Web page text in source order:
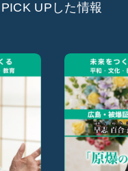
UPした情報